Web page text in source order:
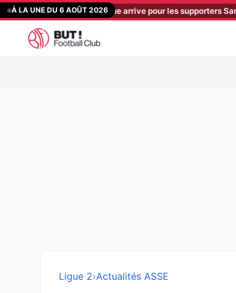
Aller
au
contenu
À LA UNE DU 6 AOÛT 2026
historique arrive pour les supporters Sang et Or
Ligue 2›Actualités ASSE